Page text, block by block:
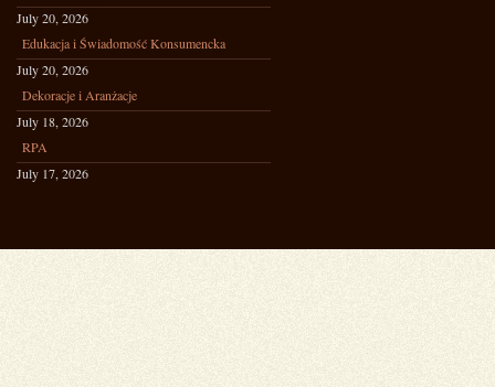
July 20, 2026
Edukacja i Świadomość Konsumencka
July 20, 2026
Dekoracje i Aranżacje
July 18, 2026
RPA
July 17, 2026